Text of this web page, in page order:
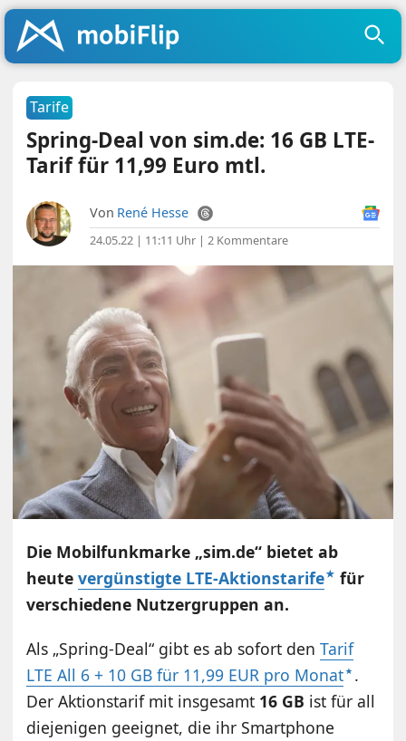
Tarife
Spring-Deal von sim.de: 16 GB LTE-
Tarif für 11,99 Euro mtl.
Von René Hesse
24.05.22 | 11:11 Uhr |2 Kommentare
Die Mobilfunkmarke „sim.de“ bietet ab
heutevergünstigte LTE-Aktionstarife
für
verschiedene Nutzergruppen an.
Als „Spring-Deal“ gibt es ab sofort denTarif
LTE All 6 + 10 GB für 11,99 EUR pro Monat .
Der Aktionstarif mit insgesamt 16 GB ist für all
diejenigen geeignet, die ihr Smartphone